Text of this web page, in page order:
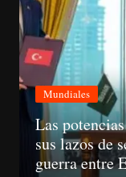
Mundiales